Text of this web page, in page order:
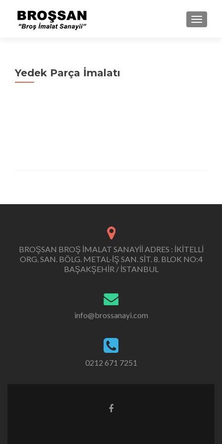
MENU
Yedek Parça İmalatı
BROŞSAN BROŞ İMALAT SANAYİİ ADRES : İKİTELLİ
ORG. SAN. BÖLG. METAL-İŞ SAN. SİT. 8. BLOK NO:4
BAŞAKŞEHİR / İSTANBUL
info@brossanayi.com
0212 671 7251